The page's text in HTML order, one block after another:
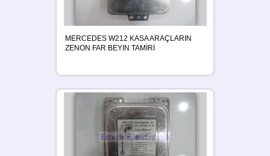
MERCEDES W212 KASA ARAÇLARIN
ZENON FAR BEYIN TAMİRİ